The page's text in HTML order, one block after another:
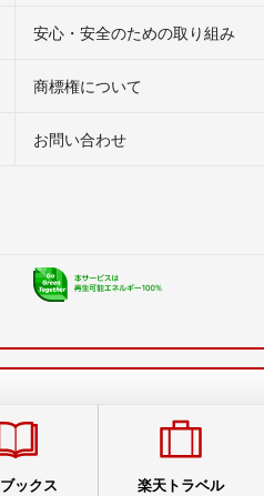
安心・安全のための取り組み
商標権について
お問い合わせ
ックス 楽天トラベル